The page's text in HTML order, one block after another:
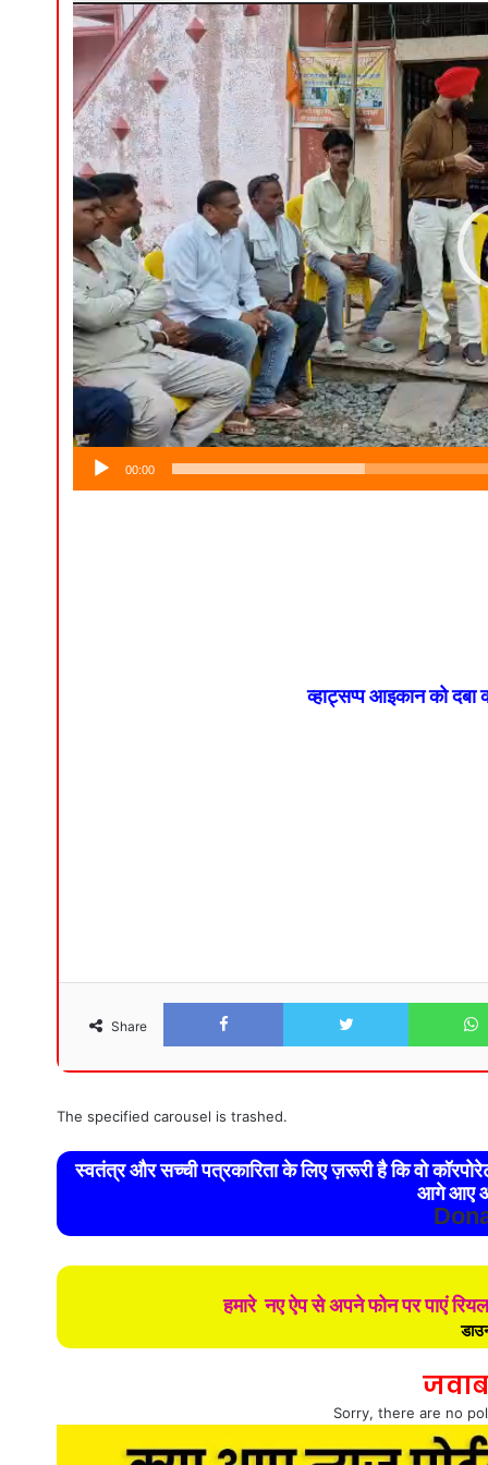
00:00
व्हाट्सप्प आइकान को
Share
Facebook Twitter
The specified carousel is trashed.
स्वतंत्र और सच्ची पत्रकारिता के लिए ज़रूरी है कि वो
आगे आए
हमारे नए ऐप से अपने फोन पर पाएं
Sorry, there are no